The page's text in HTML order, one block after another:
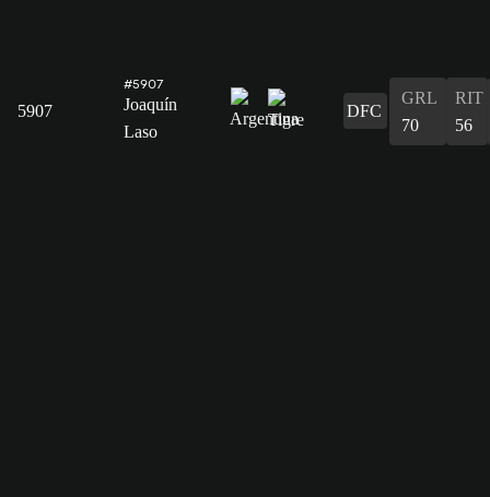
5907
#5907
Joaquín
Laso
DFC
GRL
70
RIT
56